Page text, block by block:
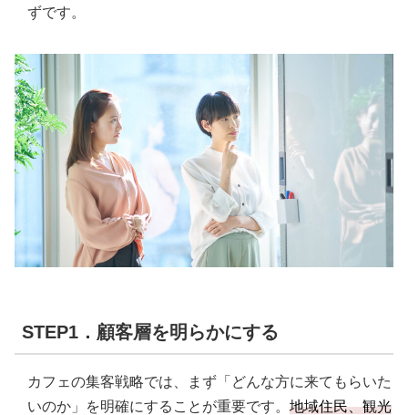
ずです。
STEP1．顧客層を明らかにする
カフェの集客戦略では、まず「どんな方に来てもらいた
いのか」を明確にすることが重要です。 地域住民、観光